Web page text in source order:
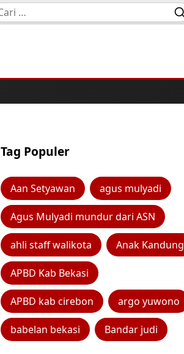
Tag Populer
Aan Setyawan agus mulyadi
Agus Mulyadi mundur dari ASN
ahli staff walikota Anak Kandung
APBD Kab Bekasi
APBD kab cirebon argo yuwono
babelan bekasi Bandar judi